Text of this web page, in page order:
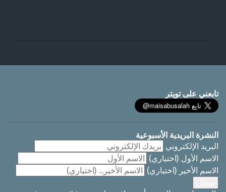
ر
ل
ت
ع
ي
تابعني على تويتر
النشرة البريدية الأسبوعية
البريد الإلكتروني
الاسم الأول (اختياري)
الاسم الأخير (اختياري)